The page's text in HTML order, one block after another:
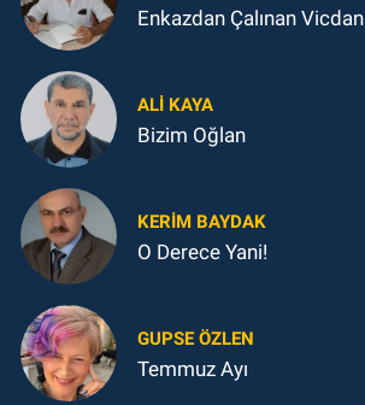
Enkazdan Çalınan Vicdan
ALI KAYA
Bizim Oğlan
KERIM BAYDAK
O Derece Yani!
GUPSE ÖZLEN
Temmuz Ayı